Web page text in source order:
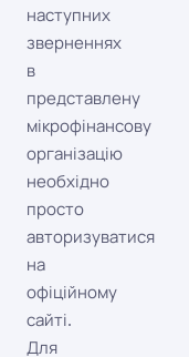
наступних
зверненнях
в
представлену
мікрофінансову
організацію
необхідно
просто
авторизуватися
на
офіційному
сайті.
Для